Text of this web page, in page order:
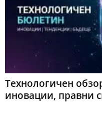
Технологичен
иновации, правни